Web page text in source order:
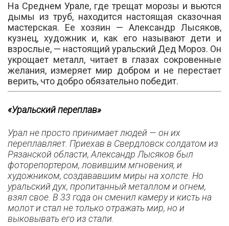
Вконтакте
На Среднем Урале, где трещат морозы и вьются
дымы из труб, находится настоящая сказочная
мастерская. Ее хозяин — Александр Лысяков,
кузнец, художник и, как его называют дети и
взрослые, — настоящий уральский Дед Мороз. Он
укрощает металл, читает в глазах сокровенные
желания, измеряет мир добром и не перестает
верить, что добро обязательно победит.
«Уральский переплав»
Урал не просто принимает людей — он их
переплавляет. Приехав в Свердловск солдатом из
Рязанской области, Александр Лысяков был
фоторепортером, ловившим мгновения, и
художником, создававшим миры на холсте. Но
уральский дух, пропитанный металлом и огнем,
взял свое. В 33 года он сменил камеру и кисть на
молот и стал не только отражать мир, но и
выковывать его из стали.